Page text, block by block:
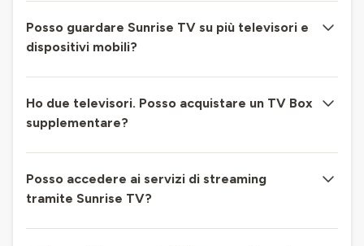
Posso guardare Sunrise TV su più televisori e
dispositivi mobili?
Ho due televisori. Posso acquistare un TV Box
supplementare?
Posso accedere ai servizi di streaming
tramite Sunrise TV?